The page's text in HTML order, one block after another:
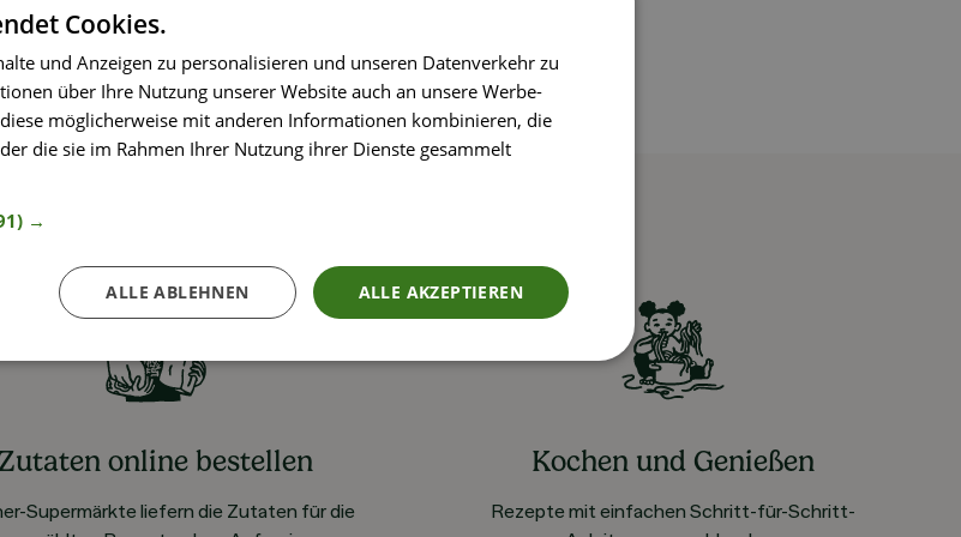
online bestellen
Supermärkte liefern die Zutaten für die
Kochen und Genießen
Rezepte mit einfachen Schritt-für-Schritt-
Cookies.
und Anzeigen zu personalisieren und unseren Datenverkehr zu
über Ihre Nutzung unserer Website auch an unsere Werbe-
möglicherweise mit anderen Informationen kombinieren, die
die sie im Rahmen Ihrer Nutzung ihrer Dienste gesammelt
→
ALLE AKZEPTIEREN
ALLE ABLEHNEN